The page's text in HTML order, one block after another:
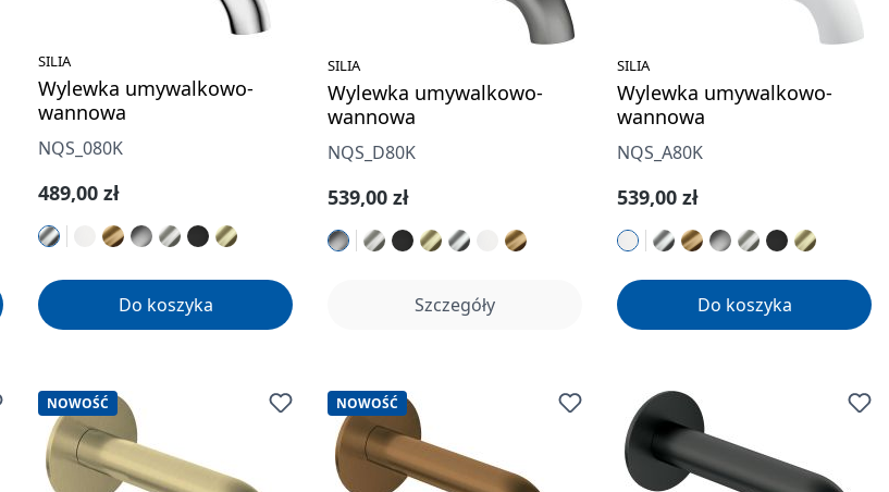
SILIA
Wylewka umywalkowo-
wannowa
NQS_080K
Cena regularna:
489,00 zł
Do koszyka
SILIA
Wylewka umywalkowo-
wannowa
NQS_D80K
Cena regularna:
539,00 zł
Szczegóły
SILIA
Wylewka umywalkowo-
wannowa
NQS_A80K
Cena regularna:
539,00 zł
Do koszyka
NOWOŚĆ NOWOŚĆ